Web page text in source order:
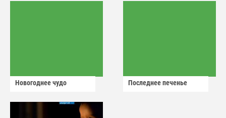
Новогоднее чудо Последнее печенье